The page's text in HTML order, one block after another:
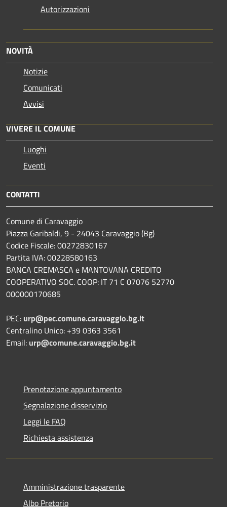
Autorizzazioni
NOVITÀ
Notizie
Comunicati
Avvisi
VIVERE IL COMUNE
Luoghi
Eventi
CONTATTI
Comune di Caravaggio
Piazza Garibaldi, 9 - 24043 Caravaggio (Bg)
Codice Fiscale: 00272830167
Partita IVA: 00228580163
BANCA CREMASCA e MANTOVANA CREDITO
COOPERATIVO SOC. COOP: IT 71 C 07076 52770
000000170685
PEC: urp@pec.comune.caravaggio.bg.it
Centralino Unico: +39 0363 3561
Email: urp@comune.caravaggio.bg.it
Prenotazione appuntamento
Segnalazione disservizio
Leggi le FAQ
Richiesta assistenza
Amministrazione trasparente
Albo Pretorio